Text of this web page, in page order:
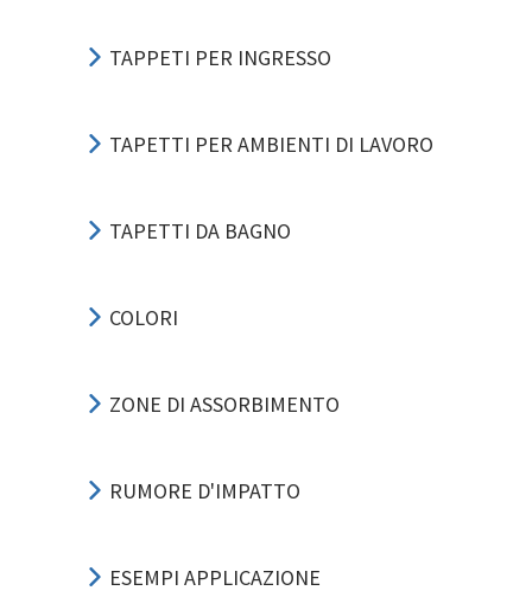
TAPPETI PER INGRESSO
TAPETTI PER AMBIENTI DI LAVORO
TAPETTI DA BAGNO
COLORI
ZONE DI ASSORBIMENTO
RUMORE D'IMPATTO
ESEMPI APPLICAZIONE